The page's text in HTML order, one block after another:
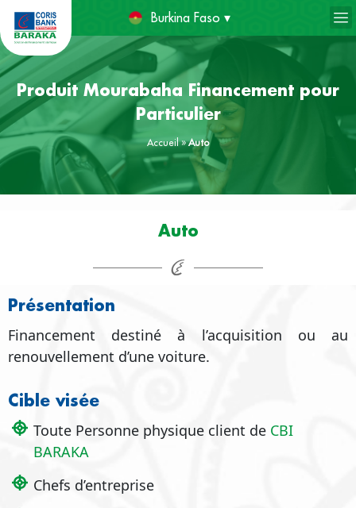
Burkina Faso ▾
Produit Mourabaha Financement pour
Particulier
Accueil»Auto
Auto
Présentation
Financement destiné à l’acquisition ou au
renouvellement d’une voiture.
Cible visée
Toute Personne physique client de CBI
BARAKA
Chefs d’entreprise